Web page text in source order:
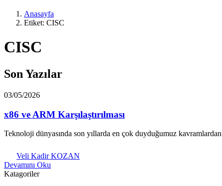
Anasayfa
Etiket: CISC
CISC
Son Yazılar
03/05/2026
x86 ve ARM Karşılaştırılması
Teknoloji dünyasında son yıllarda en çok duyduğumuz
Veli Kadir KOZAN
Devamını Oku
Katagoriler